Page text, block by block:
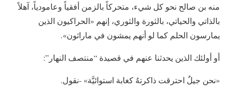
منه بن صالح نحو كل شيء، متحركاً بالزمن أفقياً وعامودياً، آهلاً
بالذاتي والحياتي، بالثورة والثوري، إنهم «الحراكيون الذين
يمارسون الحلم كما لو أنهم يمشون في ماراثون».
أو أولئك الذين يحدثنا عنهم في قصيدة “منتصف النهار”:
«نحن جيلٌ احترقت ذاكرتهُ كغابة استوائيَّة» -نقول.